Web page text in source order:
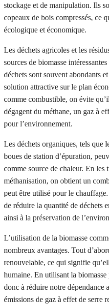
stockage et de manipulation. Ils
copeaux de bois compressés, ce
écologique et économique.
Les déchets agricoles et les
sources de biomasse
déchets sont souvent abondants
solution attractive sur le plan
comme combustible, on évite
dégagent du méthane, un gaz à
pour l’environnement.
Les déchets organiques, tels que
boues de station d’épuration,
comme source de chaleur. En les
méthanisation, on obtient un
peut être utilisé pour le
de réduire la quantité de déchets
ainsi à la préservation de
L’utilisation de la biomasse
nombreux avantages. Tout
renouvelable, ce qui signifie
humaine. En utilisant la
donc à réduire notre dépendance
émissions de gaz à effet de serre